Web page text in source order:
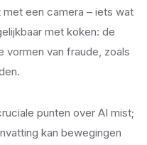
een camera – iets wat
met koken: de
vormen van fraude, zoals
punten over AI mist;
kan bewegingen